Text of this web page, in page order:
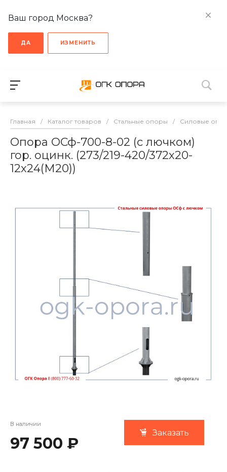
Ваш город Москва?
ДА ИЗМЕНИТЬ
Главная / Каталог товаров / Стальные опоры / Cиловые
Опора ОСф-700-8-02 (с лючком)
гор. оцинк. (273/219-420/372х20-
12х24(М20))
В наличии
97 500 ₽
Заказать